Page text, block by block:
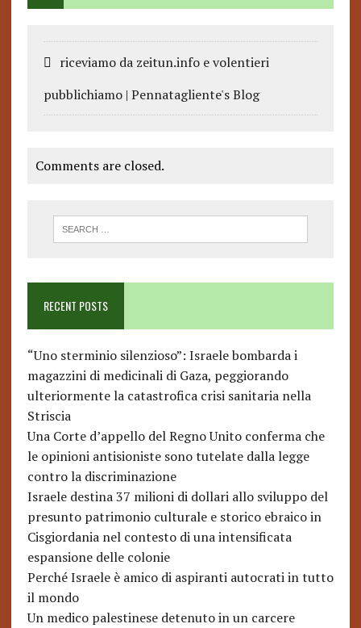
riceviamo da zeitun.info e volentieri
pubblichiamo | Pennatagliente's Blog
Comments are closed.
RECENT POSTS
“Uno sterminio silenzioso”: Israele bombarda i
magazzini di medicinali di Gaza, peggiorando
ulteriormente la catastrofica crisi sanitaria nella
Striscia
Una Corte d’appello del Regno Unito conferma che
le opinioni antisioniste sono tutelate dalla legge
contro la discriminazione
Israele destina 37 milioni di dollari allo sviluppo del
presunto patrimonio culturale e storico ebraico in
Cisgiordania nel contesto di una intensificata
espansione delle colonie
Perché Israele è amico di aspiranti autocrati in tutto
il mondo
Un medico palestinese detenuto in un carcere